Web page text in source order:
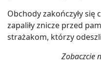
Obchody zakończyły się
zapaliły znicze przed
strażakom, którzy
Zobaczcie